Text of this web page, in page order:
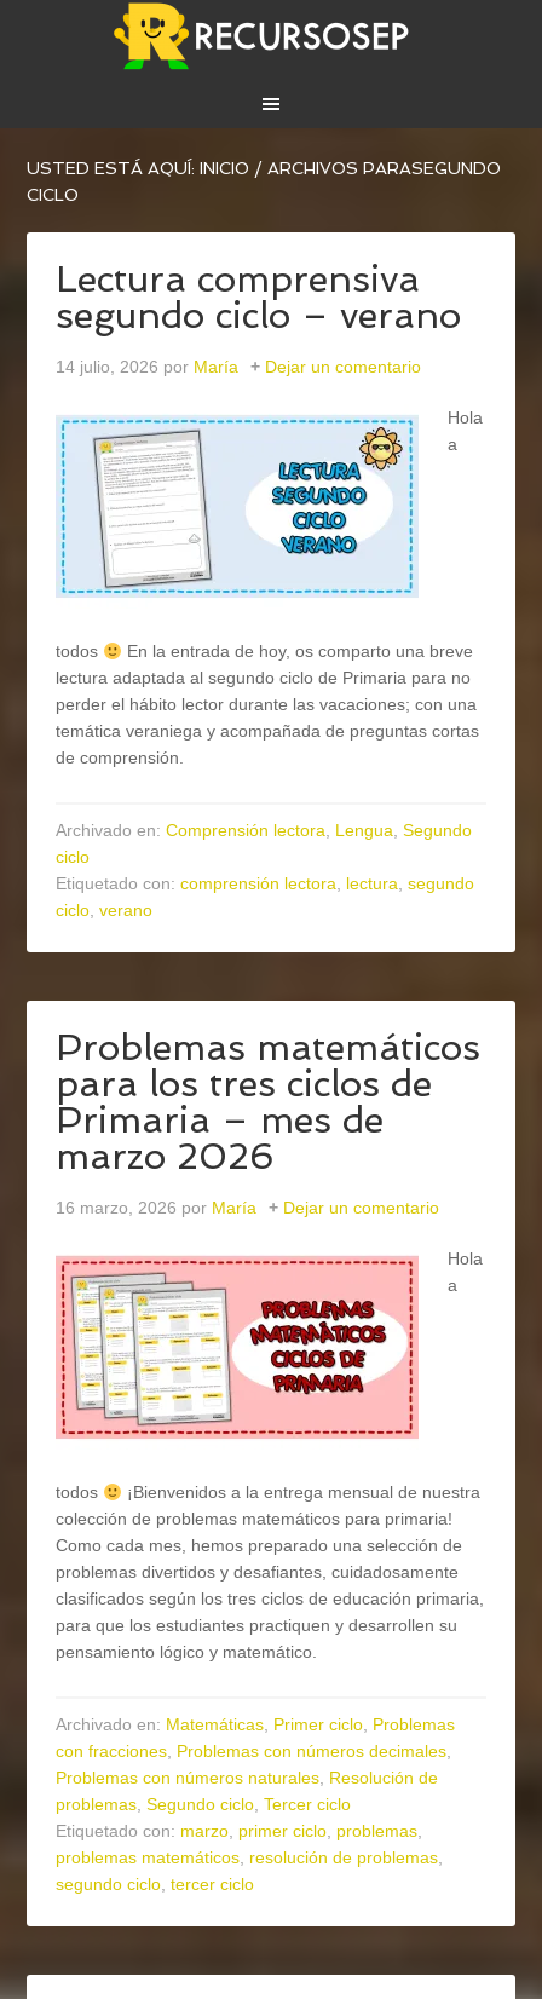
USTED ESTÁ AQUÍ:INICIO / ARCHIVOS PARASEGUNDO
CICLO
Lectura comprensiva
segundo ciclo – verano
14 julio, 2026 por María Dejar un comentario
Hola
a
todos
En la entrada de hoy, os comparto una breve
lectura adaptada al segundo ciclo de Primaria para no
perder el hábito lector durante las vacaciones; con una
temática veraniega y acompañada de preguntas cortas
de comprensión.
Archivado en:Comprensión lectora, Lengua,Segundo
ciclo
Etiquetado con:comprensión lectora, lectura,segundo
ciclo,verano
Problemas matemáticos
para los tres ciclos de
Primaria – mes de
marzo 2026
16 marzo, 2026 por María Dejar un comentario
Hola
a
todos
¡Bienvenidos a la entrega mensual de nuestra
colección de problemas matemáticos para primaria!
Como cada mes, hemos preparado una selección de
problemas divertidos y desafiantes, cuidadosamente
clasificados según los tres ciclos de educación primaria,
para que los estudiantes practiquen y desarrollen su
pensamiento lógico y matemático.
Archivado en: Matemáticas, Primer ciclo, Problemas
con fracciones, Problemas con números decimales,
Problemas con números naturales, Resolución de
problemas,Segundo ciclo,Tercer ciclo
Etiquetado con: marzo, primer ciclo, problemas,
problemas matemáticos, resolución de problemas,
segundo ciclo,tercer ciclo